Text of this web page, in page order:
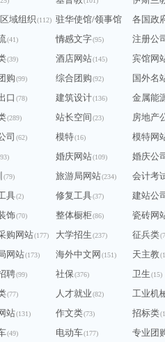
域组织(112) 驻华使馆/领事馆
(76)
各国政
(41) 情感文字(95) 注册公
(39) 酒店网站(145) 宾馆网
购(99) 综合团购(92) 国外名
口 (78) 建筑设计(136) 金属能
(289) 站长空间(23) 房地产
司 (62) 模特(16) 模特网
婚庆网站(109) 婚庆公
(79) 旅游局网站(234) 会计考
具(2) 修复工具(37) 建站公
饰(70) 整体橱柜(86) 瓷砖网
购网站(177) 大学招生(237) 征兵类
网站(173) 海外中文网 (151) 天主教
聘(99) 社保(376) 卫生(15)
(77) 人才就业(82) 工业机
站(131) 作文类(73) 招标类
(49) 电动车(177) 专业团